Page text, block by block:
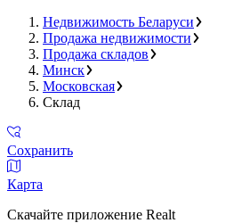
Недвижимость Беларуси
Продажа недвижимости
Продажа складов
Минск
Московская
Склад
Сохранить
Карта
Скачайте приложение Realt